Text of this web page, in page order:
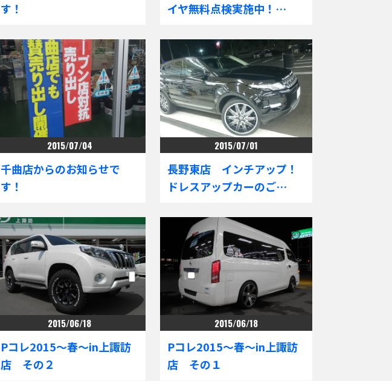
す！
イヤ無料点検実施中！…
2015/07/04
千曲店からのお知らせで
す！
2015/07/01
長野東店 インチアップ！
ドレスアップカーのご…
2015/06/18
Pコレ2015～春～in上諏訪
店 その２
2015/06/18
Pコレ2015～春～in上諏訪
店 その１